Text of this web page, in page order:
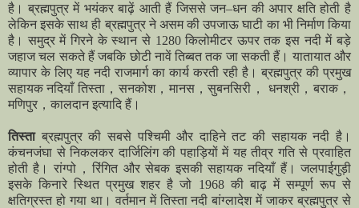
है। ब्रह्मपुत्र में भयंकर बाढ़ें आती हैं जिससे जन–धन की अपार क्षति होती है
लेकिन इसके साथ ही ब्रह्मपुत्र ने असम की उपजाऊ घाटी का भी निर्माण किया
है। समुद्र में गिरने के स्थान से 1280 किलोमीटर ऊपर तक इस नदी में बड़े
जहाज चल सकते हैं जबकि छोटी नावें तिब्बत तक जा सकती हैं। यातायात और
व्यापार के लिए यह नदी राजमार्ग का कार्य करती रही है। ब्रह्मपुत्र की प्रमुख
सहायक नदियाँ तिस्ता，सनकोश，मानस，सुबनसिरी， धनश्री，बराक，
मणिपुर，कालदान इत्यादि हैं।
तिस्ताब्रह्मपुत्र की सबसे पश्चिमी और दाहिने तट की सहायक नदी है।
कंचनजंघा से निकलकर दार्जिलिंग की पहाड़ियों में यह तीव्र गति से प्रवाहित
होती है। रांग्पो，रिंगित और सेबक इसकी सहायक नदियाँ हैं। जलपाईगुड़ी
इसके किनारे स्थित प्रमुख शहर है जो 1968 की बाढ़ में सम्पूर्ण रूप से
क्षतिग्रस्त हो गया था। वर्तमान में तिस्ता नदी बांग्लादेश में जाकर ब्रह्मपुत्र से